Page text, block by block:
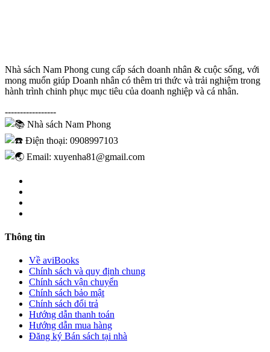
Nhà sách Nam Phong cung cấp sách doanh nhân & cuộc sống, với
mong muốn giúp Doanh nhân có thêm tri thức và trải nghiệm trong
hành trình chinh phục mục tiêu của doanh nghiệp và cá nhân.
-----------------
Nhà sách Nam Phong
Điện thoại: 0908997103
Email: xuyenha81@gmail.com
Thông tin
Về aviBooks
Chính sách và quy định chung
Chính sách vận chuyển
Chính sách bảo mật
Chính sách đổi trả
Hướng dẫn thanh toán
Hướng dẫn mua hàng
Đăng ký Bán sách tại nhà